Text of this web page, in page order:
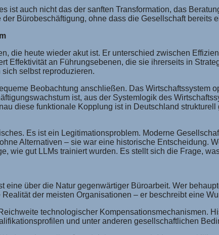
ist auch nicht das der sanften Transformation, das
Bürobeschäftigung, ohne dass die Gesellschaft bereits
die heute wieder akut ist. Er unterschied zwischen
Effektivität an Führungsebenen, die sie ihrerseits in
selbst reproduzieren.
Beobachtung anschließen. Das Wirtschaftssystem
ist, aus der Systemlogik des
diese funktionale Kopplung ist in Deutschland
Es ist ein Legitimationsproblem. Moderne
Alternativen – sie war eine historische Entscheidung.
wie gut LLMs trainiert wurden. Es stellt sich die Frage,
eine über die Natur gegenwärtiger Büroarbeit. Wer
der meisten Organisationen – er beschreibt eine
technologischer Kompensationsmechanismen.
und unter anderen gesellschaftlichen